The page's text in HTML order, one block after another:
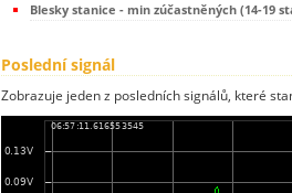
Blesky stanice - min zúčastněných (14-19
Poslední signál
Zobrazuje jeden z posledních signálů, které